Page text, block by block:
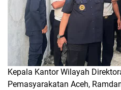
Kepala Kantor Wilayah
Pemasyarakatan Aceh,